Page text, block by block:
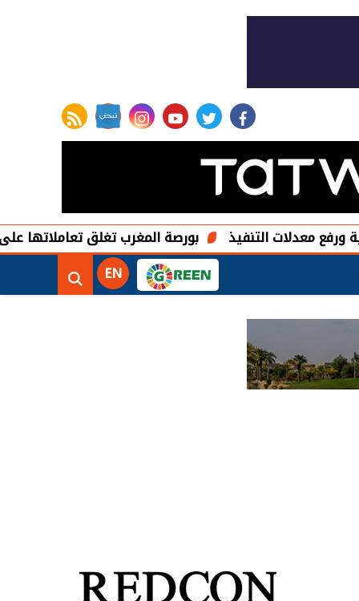
facebook
twitter
youtube
instagram
rss feed
بورصة المغرب تغلق تعاملاتها على ارتفاع ومؤشر
EN